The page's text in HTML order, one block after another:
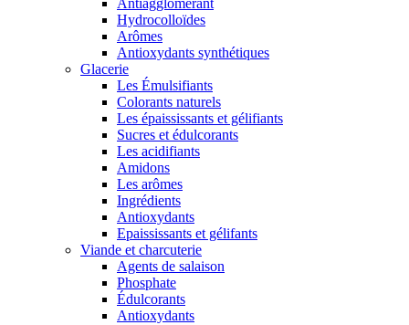
Antiagglomérant
Hydrocolloïdes
Arômes
Antioxydants synthétiques
Glacerie
Les Émulsifiants
Colorants naturels
Les épaississants et gélifiants
Sucres et édulcorants
Les acidifiants
Amidons
Les arômes
Ingrédients
Antioxydants
Epaississants et gélifants
Viande et charcuterie
Agents de salaison
Phosphate
Édulcorants
Antioxydants